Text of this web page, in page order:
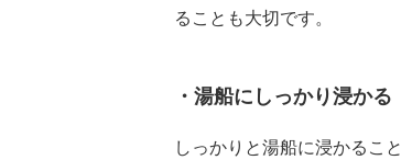
ることも大切です。
・湯船にしっかり浸かる
しっかりと湯船に浸かるこ